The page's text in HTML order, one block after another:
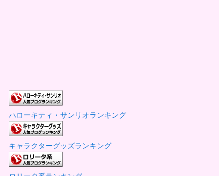
ハローキティ・サンリオランキング
キャラクターグッズランキング